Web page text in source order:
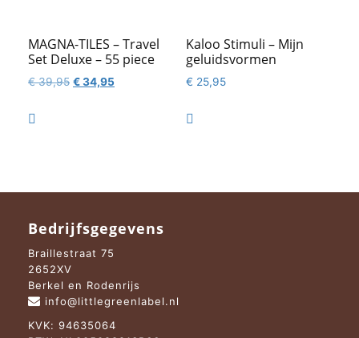
MAGNA-TILES – Travel
Set Deluxe – 55 piece
€39,95 Oorspronkelijke
€34,95Huidige

Kaloo Stimuli – Mijn
geluidsvormen
€ 25,95

Bedrijfsgegevens
Braillestraat 75
2652XV
Berkel en Rodenrijs
info@littlegreenlabel.nl
KVK: 94635064